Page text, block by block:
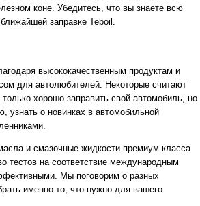
коне. Убедитесь, что вы знаете всю
заправке Teboil.
высококачественным продуктам и
для автолюбителей. Некоторые считают
хорошо заправить свой автомобиль, но
узнать о новинках в автомобильной
и смазочные жидкости премиум-класса
тестов на соответствие международным
Мы поговорим о разных
именно то, что нужно для вашего